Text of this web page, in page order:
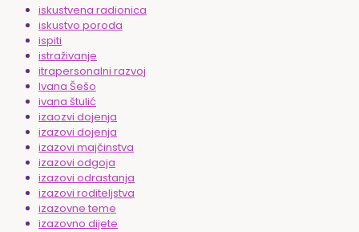
iskustvena radionica
iskustvo poroda
ispiti
istraživanje
itrapersonalni razvoj
Ivana Šešo
ivana štulić
izaozvi dojenja
izazovi dojenja
izazovi majčinstva
izazovi odgoja
izazovi odrastanja
izazovi roditeljstva
izazovne teme
izazovno dijete